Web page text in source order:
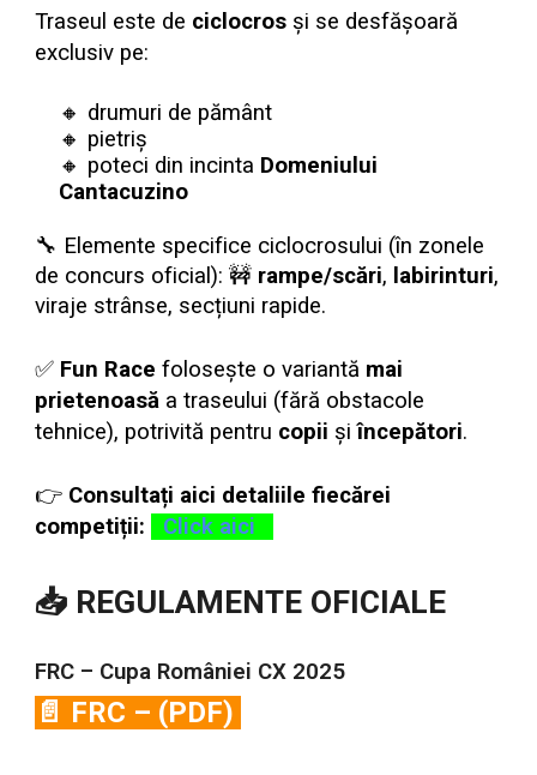
Traseul este de ciclocros și se desfășoară
exclusiv pe:
🔸 drumuri de pământ
🔸 pietriș
🔸 poteci din incinta Domeniului
Cantacuzino
🔧 Elemente specifice ciclocrosului (în zonele
de concurs oficial): 🚧 rampe/scări, labirinturi,
viraje strânse, secțiuni rapide.
✅ Fun Race folosește o variantă mai
prietenoasă a traseului (fără obstacole
tehnice), potrivită pentru copii șiîncepători.
👉 Consultați aici detaliile fiecărei
competiții:
Click aici
📥 REGULAMENTE OFICIALE
FRC – Cupa României CX 2025
📄 FRC – (PDF)